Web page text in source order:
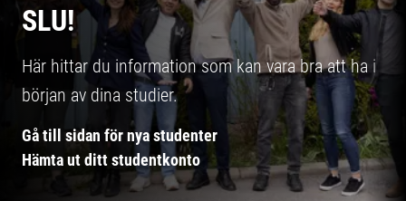
SLU!
Här hittar du information som kan vara bra att ha i
början av dina studier.
Gå till sidan för nya studenter
Hämta ut ditt studentkonto